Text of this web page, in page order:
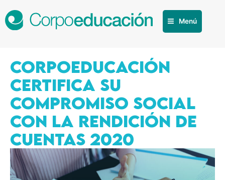
Menú
CORPOEDUCACIÓN
CERTIFICA SU
COMPROMISO SOCIAL
CON LA RENDICIÓN DE
CUENTAS 2020